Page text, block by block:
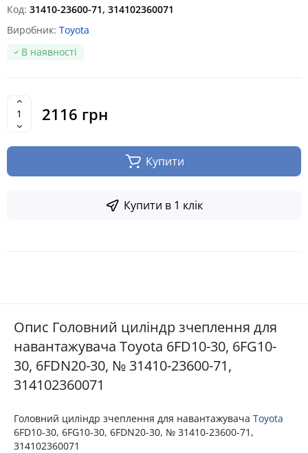
Код: 31410-23600-71, 314102360071
Виробник: Toyota
В наявності
2116 грн
Купити
Купити в 1 клік
Опис Головний циліндр зчеплення для
навантажувача Toyota 6FD10-30, 6FG10-
30, 6FDN20-30, № 31410-23600-71,
314102360071
Головний циліндр зчеплення для навантажувача Toyota
6FD10-30, 6FG10-30, 6FDN20-30, № 31410-23600-71,
314102360071